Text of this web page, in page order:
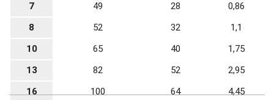
7
49 28
0,86
8
52 32
1,1
10
65 40
1,75
13
82 52
2,95
16
100 64 4,45